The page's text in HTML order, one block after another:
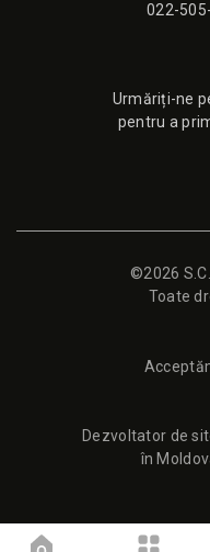
022-
Urmăriți-ne
pentru a
©2026 S.C.
Toate
Dezvoltator de
în